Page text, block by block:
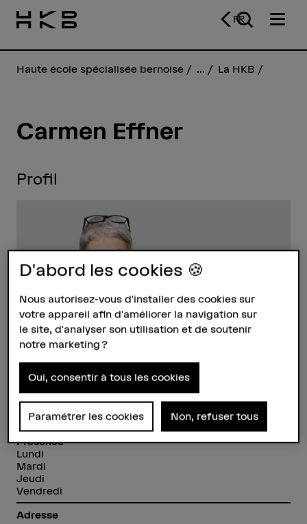
FR
Haute école spécialisée bernoise ... La HKB
Carmen Effner
Profil
Carmen Effner
Dozentin
Contact
+41 31 848 59 20
Afficher l'e-mail
Présence
Lundi
Mardi
Jeudi
Vendredi
Adresse
D'abord les cookies 🍪
Nous autorisez-vous d'installer des cookies sur
votre appareil afin d'améliorer la navigation sur
le site, d'analyser son utilisation et de soutenir
notre marketing ?
Oui, consentir à tous les cookies
Paramétrer les cookies Non, refuser tous